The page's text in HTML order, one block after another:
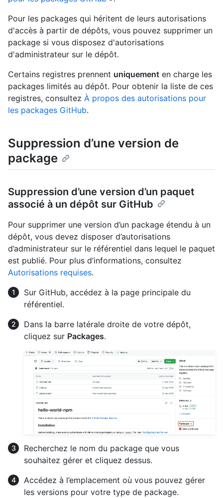
Pour les packages qui héritent de leurs autorisations
d'accès à partir de dépôts, vous pouvez supprimer un
package si vous disposez d'autorisations
d'administrateur sur le dépôt.
Certains registres prennent uniquement en charge les
packages limités au dépôt. Pour obtenir la liste de ces
registres, consultez À propos des autorisations pour
les packages GitHub.
Suppression d’une version de
package
Suppression d’une version d’un paquet
associé à un dépôt sur GitHub
Pour supprimer une version d’un package étendu à un
dépôt, vous devez disposer d’autorisations
d’administrateur sur le référentiel dans lequel le paquet
est publié. Pour plus d’informations, consultez
Autorisations requises.
Sur GitHub, accédez à la page principale du
référentiel.
Dans la barre latérale droite de votre dépôt,
cliquez sur Packages.
Recherchez le nom du package que vous
souhaitez gérer et cliquez dessus.
Accédez à l’emplacement où vous pouvez gérer
les versions pour votre type de package.